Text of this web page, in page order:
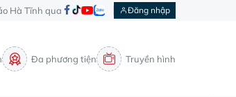
Hà Tĩnh qua Đăng nhập
Đa phương tiện Truyền hình